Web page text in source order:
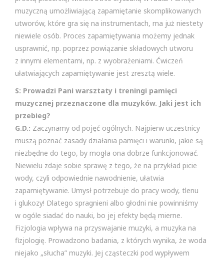
muzyczną umożliwiającą zapamiętanie skomplikowanych
utworów, które gra się na instrumentach, ma już niestety
niewiele osób. Proces zapamiętywania możemy jednak
usprawnić, np. poprzez powiązanie składowych utworu
z innymi elementami, np. z wyobrażeniami. Ćwiczeń
ułatwiających zapamiętywanie jest zresztą wiele.
S: Prowadzi Pani warsztaty i treningi pamięci
muzycznej przeznaczone dla muzyków. Jaki jest ich
przebieg?
G.D.: Zaczynamy od pojęć ogólnych. Najpierw uczestnicy
muszą poznać zasady działania pamięci i warunki, jakie są
niezbędne do tego, by mogła ona dobrze funkcjonować.
Niewielu zdaje sobie sprawę z tego, że na przykład picie
wody, czyli odpowiednie nawodnienie, ułatwia
zapamiętywanie. Umysł potrzebuje do pracy wody, tlenu
i glukozy! Dlatego spragnieni albo głodni nie powinniśmy
w ogóle siadać do nauki, bo jej efekty będą mierne.
Fizjologia wpływa na przyswajanie muzyki, a muzyka na
fizjologię. Prowadzono badania, z których wynika, że woda
niejako „słucha” muzyki. Jej cząsteczki pod wypływem